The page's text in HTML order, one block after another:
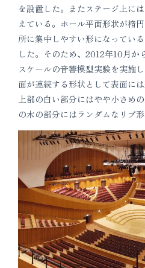
を設置した。またステージ上に
えている。ホール平面形状が楕
所に集中しやすい形になってい
した。そのため、2012年10月
スケールの音響模型実験を実施
面が連続する形状として表面に
上部の白い部分にはやや小さめ
の木の部分にはランダムなリブ形